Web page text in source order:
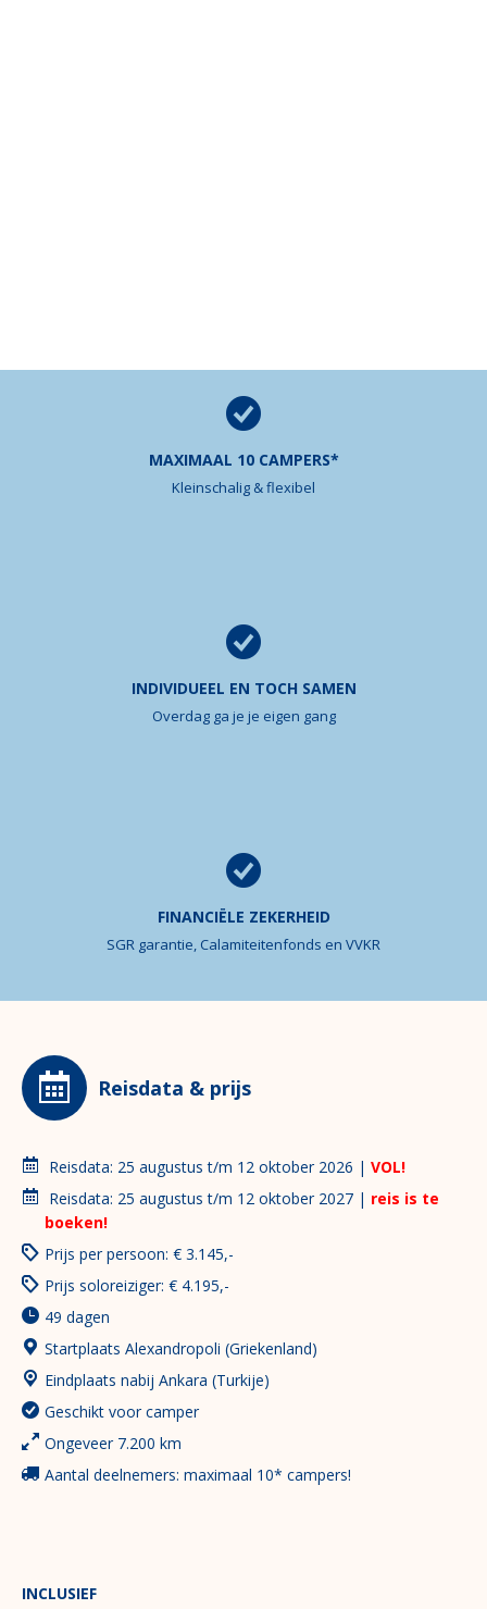
MAXIMAAL 10 CAMPERS*
Kleinschalig & flexibel
INDIVIDUEEL EN TOCH SAMEN
Overdag ga je je eigen gang
FINANCIËLE ZEKERHEID
SGR garantie, Calamiteitenfonds en VVKR
Reisdata & prijs
Reisdata: 25 augustus t/m 12 oktober 2026 | VOL!
Reisdata: 25 augustus t/m 12 oktober 2027 | reis is te
boeken!
Prijs per persoon: € 3.145,-
Prijs soloreiziger: € 4.195,-
49 dagen
Startplaats Alexandropoli (Griekenland)
Eindplaats nabij Ankara (Turkije)
Geschikt voor camper
Ongeveer 7.200 km
Aantal deelnemers: maximaal 10* campers!
INCLUSIEF